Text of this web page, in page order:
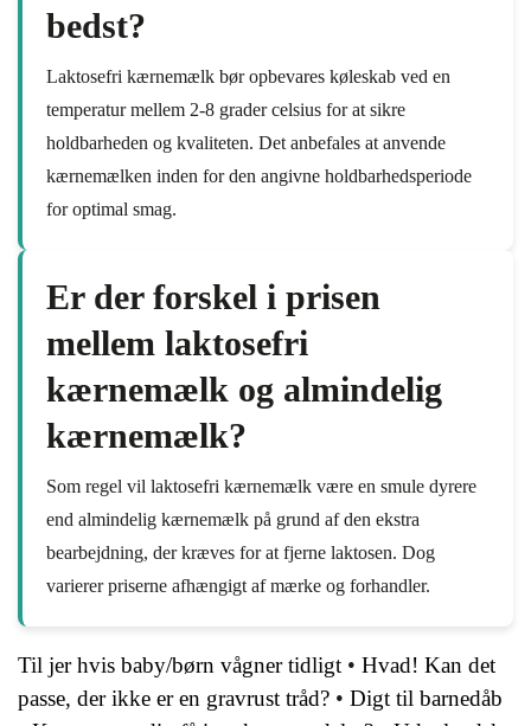
bedst?
Laktosefri kærnemælk bør opbevares køleskab ved en
temperatur mellem 2-8 grader celsius for at sikre
holdbarheden og kvaliteten. Det anbefales at anvende
kærnemælken inden for den angivne holdbarhedsperiode
for optimal smag.
Er der forskel i prisen
mellem laktosefri
kærnemælk og almindelig
kærnemælk?
Som regel vil laktosefri kærnemælk være en smule dyrere
end almindelig kærnemælk på grund af den ekstra
bearbejdning, der kræves for at fjerne laktosen. Dog
varierer priserne afhængigt af mærke og forhandler.
Til jer hvis baby/børn vågner tidligt • Hvad! Kan det
passe, der ikke er en gravrust tråd? • Digt til barnedåb